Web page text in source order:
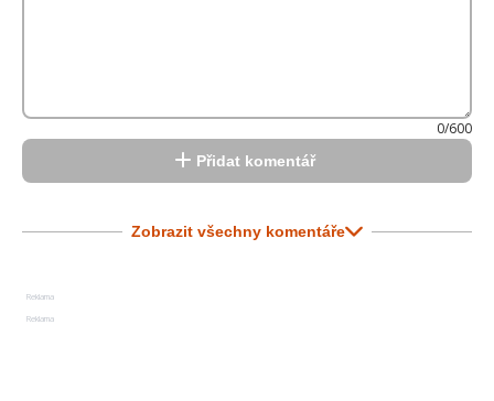
0/600
Přidat komentář
Zobrazit všechny komentáře
Reklama
Reklama